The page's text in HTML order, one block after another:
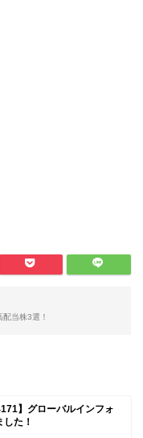
当株3選！
】グローバルインフォ
た！